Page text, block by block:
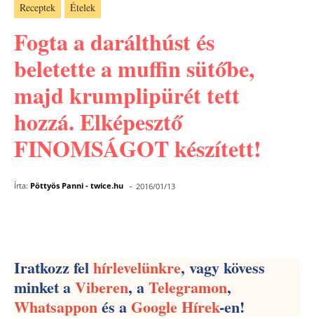
Receptek Ételek
Fogta a darálthúst és
beletette a muffin sütőbe,
majd krumplipürét tett
hozzá. Elképesztő
FINOMSÁGOT készített!
Írta: Pöttyös Panni - twice.hu - 2016/01/13
Iratkozz felhírlevelünkre, vagy kövess
minket aViberen, aTelegramon,
Whatsapponés aGoogle Hírek-en!